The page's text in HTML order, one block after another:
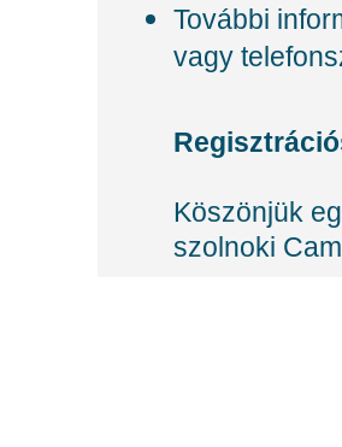
További
vagy
Köszönjük
szolnoki